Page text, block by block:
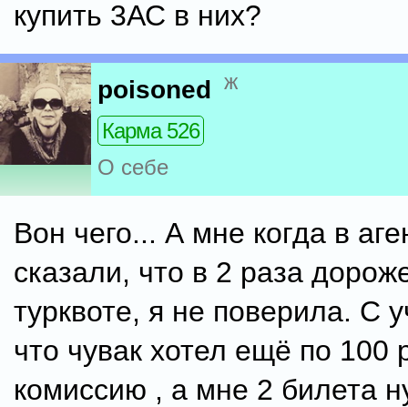
купить 3АС в них?
poisoned ж
Карма 526
О себе
Вон чего... А мне когда в
сказали, что в 2 раза
турквоте, я не поверила. С
что чувак хотел ещё по 100
комиссию , а мне 2 билета